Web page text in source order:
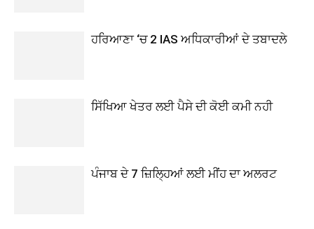
ਹਰਿਆਣਾ ‘ਚ 2 IAS ਅਧਿਕਾਰੀਆਂ ਦੇ ਤਬਾਦਲੇ
ਸਿੱਖਿਆ ਖੇਤਰ ਲਈ ਪੈਸੇ ਦੀ ਕੋਈ ਕਮੀ ਨਹੀ
ਪੰਜਾਬ ਦੇ 7 ਜ਼ਿਲ੍ਹਿਆਂ ਲਈ ਮੀਂਹ ਦਾ ਅਲਰਟ